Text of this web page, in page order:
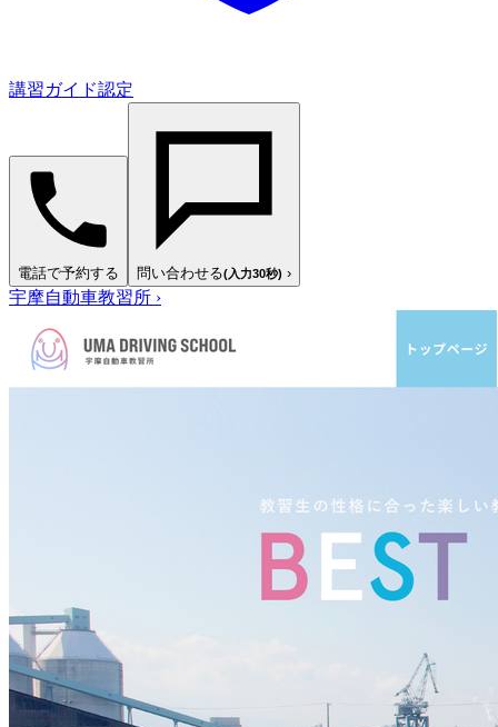
講習ガイド認定
電話で予約する 問い合わせる(入力30秒) ›
宇摩自動車教習所 ›